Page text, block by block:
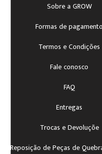
Sobre a GROW
Formas de pagamento
Termos e Condições
Fale conosco
FAQ
Entregas
Trocas e Devoluçõe
Reposição de Peças de